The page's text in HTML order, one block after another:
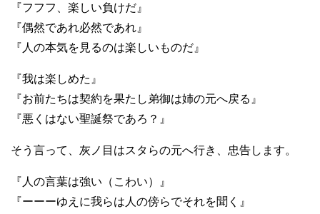
『フフフ、楽しい負けだ』
『偶然であれ必然であれ』
『人の本気を見るのは楽しいものだ』
『我は楽しめた』
『お前たちは契約を果たし弟御は姉の元へ戻る』
『悪くはない聖誕祭であろ？』
そう言って、灰ノ目はスタらの元へ行き、忠告します。
『人の言葉は強い（こわい）』
『ーーーゆえに我らは人の傍らでそれを聞く』